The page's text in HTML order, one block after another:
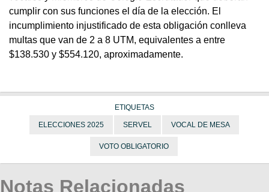
cumplir con sus funciones el día de la elección. El
incumplimiento injustificado de esta obligación conlleva
multas que van de 2 a 8 UTM, equivalentes a entre
$138.530 y $554.120, aproximadamente.
ETIQUETAS
ELECCIONES 2025 SERVEL VOCAL DE MESA
VOTO OBLIGATORIO
Notas Relacionadas